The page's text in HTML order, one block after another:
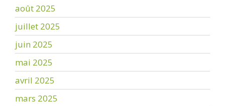
août 2025
juillet 2025
juin 2025
mai 2025
avril 2025
mars 2025